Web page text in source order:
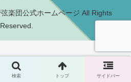
楽団公式ホームページ All Rights
Reserved.
検索 トップ サイドバー